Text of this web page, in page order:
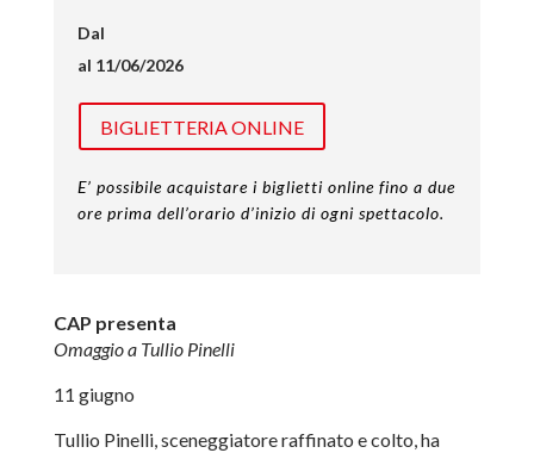
Dal
al 11/06/2026
BIGLIETTERIA ONLINE
E’ possibile acquistare i biglietti online fino a due
ore prima dell’orario d’inizio di ogni spettacolo.
CAP presenta
Omaggio a Tullio Pinelli
11 giugno
Tullio Pinelli, sceneggiatore raffinato e colto, ha